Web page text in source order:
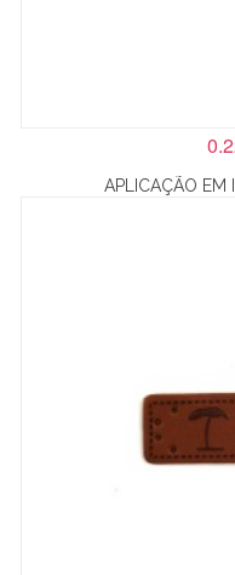
APLICAÇÃO EM